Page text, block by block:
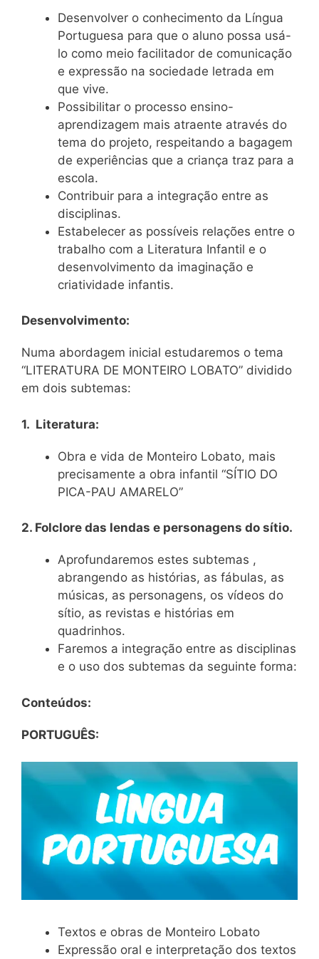
Desenvolver o conhecimento da Língua
Portuguesa para que o aluno possa usá-
lo como meio facilitador de comunicação
e expressão na sociedade letrada em
que vive.
Possibilitar o processo ensino-
aprendizagem mais atraente através do
tema do projeto, respeitando a bagagem
de experiências que a criança traz para a
escola.
Contribuir para a integração entre as
disciplinas.
Estabelecer as possíveis relações entre o
trabalho com a Literatura Infantil e o
desenvolvimento da imaginação e
criatividade infantis.
Desenvolvimento:
Numa abordagem inicial estudaremos o tema
“LITERATURA DE MONTEIRO LOBATO” dividido
em dois subtemas:
1. Literatura:
Obra e vida de Monteiro Lobato, mais
precisamente a obra infantil “SÍTIO DO
PICA-PAU AMARELO”
2. Folclore das lendas e personagens do sítio.
Aprofundaremos estes subtemas ,
abrangendo as histórias, as fábulas, as
músicas, as personagens, os vídeos do
sítio, as revistas e histórias em
quadrinhos.
Faremos a integração entre as disciplinas
e o uso dos subtemas da seguinte forma:
Conteúdos:
PORTUGUÊS:
Textos e obras de Monteiro Lobato
Expressão oral e interpretação dos textos